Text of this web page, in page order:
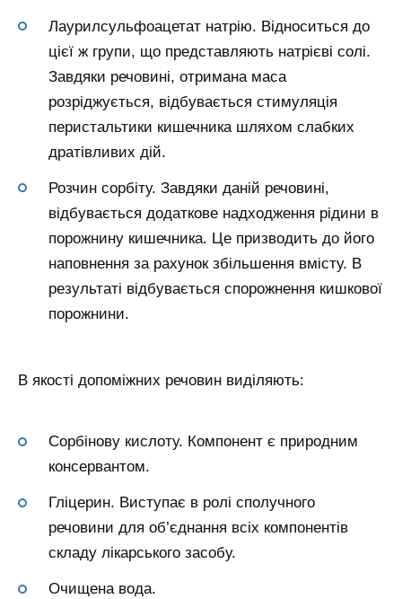
Лаурилсульфоацетат натрію. Відноситься до
цієї ж групи, що представляють натрієві солі.
Завдяки речовині, отримана маса
розріджується, відбувається стимуляція
перистальтики кишечника шляхом слабких
дратівливих дій.
Розчин сорбіту. Завдяки даній речовині,
відбувається додаткове надходження рідини в
порожнину кишечника. Це призводить до його
наповнення за рахунок збільшення вмісту. В
результаті відбувається спорожнення кишкової
порожнини.
В якості допоміжних речовин виділяють:
Сорбінову кислоту. Компонент є природним
консервантом.
Гліцерин. Виступає в ролі сполучного
речовини для об’єднання всіх компонентів
складу лікарського засобу.
Очищена вода.